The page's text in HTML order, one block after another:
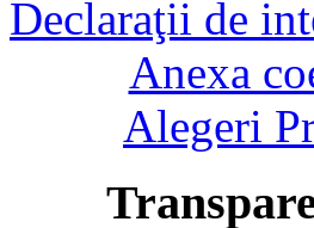
Declaraţii de
Anexa
Alegeri